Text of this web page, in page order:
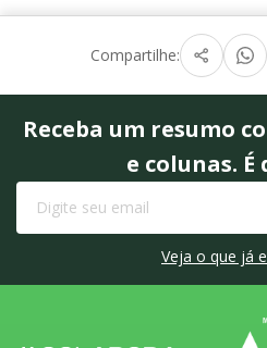
Compartilhe:
Receba um resumo
e colunas. É
Veja o que já